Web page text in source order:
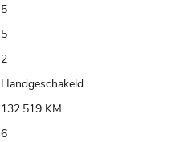
5
5
2
Handgeschakeld
132.519 KM
6